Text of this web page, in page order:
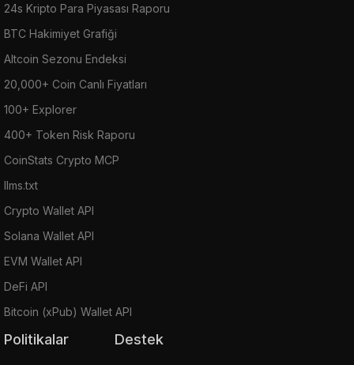
24s Kripto Para Piyasası Raporu
BTC Hakimiyet Grafiği
Altcoin Sezonu Endeksi
20,000+ Coin Canlı Fiyatları
100+ Explorer
400+ Token Risk Raporu
CoinStats Crypto MCP
llms.txt
Crypto Wallet API
Solana Wallet API
EVM Wallet API
DeFi API
Bitcoin (xPub) Wallet API
Politikalar Destek